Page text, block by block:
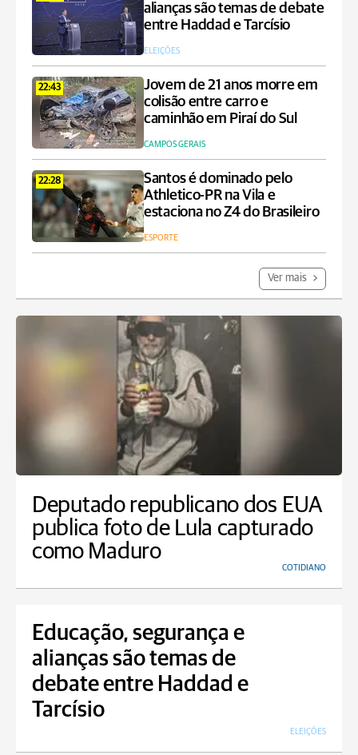
alianças são temas de debate
entre Haddad e Tarcísio
ELEIÇÕES
22:43
Jovem de 21 anos morre em
colisão entre carro e
caminhão em Piraí do Sul
CAMPOS GERAIS
22:28
Santos é dominado pelo
Athletico-PR na Vila e
estaciona no Z4 do Brasileiro
ESPORTE
Ver mais
Deputado republicano dos EUA
publica foto de Lula capturado
como Maduro
COTIDIANO
Educação, segurança e
alianças são temas de
debate entre Haddad e
Tarcísio
ELEIÇÕES